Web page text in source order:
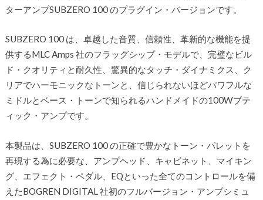
ターアンプSUBZERO 100 のプラグイン・バージョンです。
SUBZERO 100 は、卓越した音質、信頼性、革新的な機能を提
供するMLC Amps 社のフラッグシップ・モデルで、完璧なビル
ド・クオリティと耐久性、驚異的なタッチ・ダイナミクス、ク
リアでハーモニックなトーンと、信じられないほどパワフルな
ミドルとベース・トーンで知られるハンドメイドの100Wブテ
ィック・アンプです。
本製品は、SUBZERO 100 の正確で豊かなトーン・パレットを
再現する為に必要な、アンプヘッド、キャビネット、マイキン
グ、エフェクト・ペダル、EQといった全てのコントロールを備
えたBOGREN DIGITAL 社初のフルバージョン・アンプシミュ